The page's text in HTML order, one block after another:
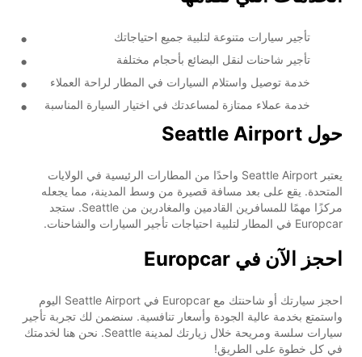
تأجير سيارات متنوعة لتلبية جميع احتياجاتك
تأجير شاحنات لنقل البضائع بأحجام مختلفة
خدمة توصيل واستلام السيارات في المطار لراحة العملاء
خدمة عملاء ممتازة لمساعدتك في اختيار السيارة المناسبة
حول Seattle Airport
يعتبر Seattle Airport واحدًا من المطارات الرئيسية في الولايات
المتحدة. يقع على بعد مسافة قصيرة من وسط المدينة، مما يجعله
مركزًا مهمًا للمسافرين القادمين والمغادرين من Seattle. ستجد
Europcar في المطار لتلبية احتياجات تأجير السيارات والشاحنات.
احجز الآن في Europcar
احجز سيارتك أو شاحنتك مع Europcar في Seattle Airport اليوم
واستمتع بخدمة عالية الجودة وأسعار تنافسية. سنضمن لك تجربة تأجير
سيارات سلسة ومريحة خلال زيارتك لمدينة Seattle. نحن هنا لخدمتك
في كل خطوة على الطريق!